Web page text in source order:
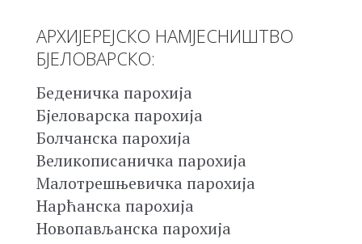
АРХИЈЕРЕЈСКО НАМЈЕСНИШТВО
БЈЕЛОВАРСКО:
Беденичка парохија
Бјеловарска парохија
Болчанска парохија
Великописаничка парохија
Малотрешњевичка парохија
Нарћанска парохија
Новопављанска парохија